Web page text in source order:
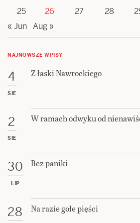
25 26 27 28
« Jun Aug »
NAJNOWSZE WPISY
4
SIE
Z łaski Nawrockiego
2
SIE
W ramach odwyku od
30
LIP
Bez paniki
28 Na razie gołe pięści